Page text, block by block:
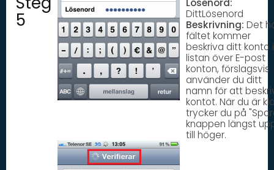
5
Lösenord:
DittLösenord
Beskrivning: Det
fältet kommer
beskriva ditt konto i
listan över E-post
konton, förslagsvis
använder du ditt
namn för att
kontot. När du är
trycker du på
knappen längst
till höger.